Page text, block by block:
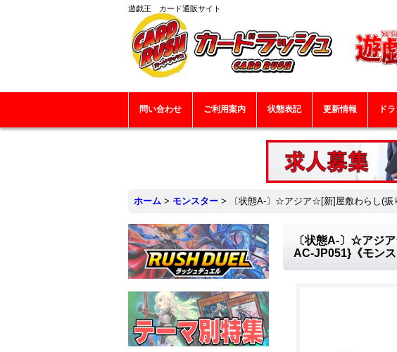
遊戯王 カード通販サイト
問い合わせ ご利用案内 状態表記 更新情報 ド
ホーム > モンスター > 〔状態A-〕☆アジア☆[新]屋敷わらし(振
〔状態A-〕☆アジ
AC-JP051}《モンス